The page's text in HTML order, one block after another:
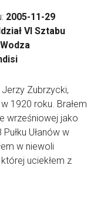
2005-11-29
VI Sztabu
Zubrzycki,
w 1920 roku. Brałem
wrześniowej jako
Ułanów w
w niewoli
uciekłem z